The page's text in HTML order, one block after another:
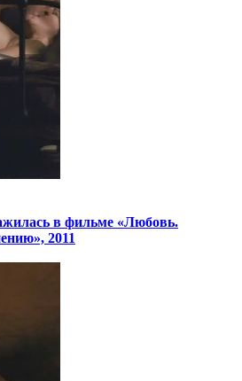
в фильме «Любовь.
2011